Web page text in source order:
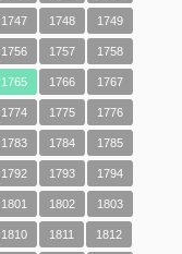
1747 1748 1749
1756 1757 1758
1765 1766 1767
1774 1775 1776
1783 1784 1785
1792 1793 1794
1801 1802 1803
1810 1811 1812